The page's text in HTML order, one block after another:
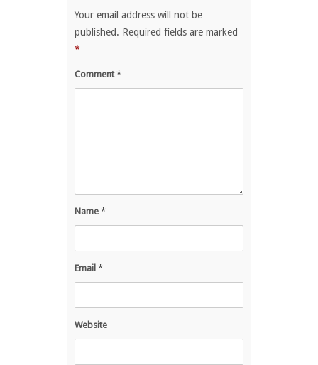
Your email address will not be
published. Required fields are marked
*
Comment*
Name *
Email *
Website